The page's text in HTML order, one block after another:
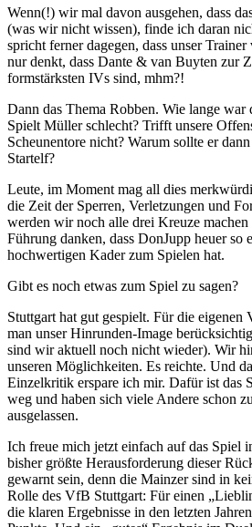
Wenn(!) wir mal davon ausgehen, dass
(was wir nicht wissen), finde ich daran
spricht ferner dagegen, dass unser
nur denkt, dass Dante & van Buyten zur
formstärksten IVs sind, mhm?!
Dann das Thema Robben. Wie lange war
Spielt Müller schlecht? Trifft unsere
Scheunentore nicht? Warum sollte er
Startelf?
Leute, im Moment mag all dies
die Zeit der Sperren, Verletzungen und
werden wir noch alle drei Kreuze machen
Führung danken, dass DonJupp heuer so
hochwertigen Kader zum Spielen hat.
Gibt es noch etwas zum Spiel zu sagen?
Stuttgart hat gut gespielt. Für die eigenen
man unser Hinrunden-Image
sind wir aktuell noch nicht wieder). Wir
unseren Möglichkeiten. Es reichte. Und
Einzelkritik erspare ich mir. Dafür ist das
weg und haben sich viele Andere schon
ausgelassen.
Ich freue mich jetzt einfach auf das Spiel
bisher größte Herausforderung dieser
gewarnt sein, denn die Mainzer sind in
Rolle des VfB Stuttgart: Für einen
die klaren Ergebnisse in den letzten